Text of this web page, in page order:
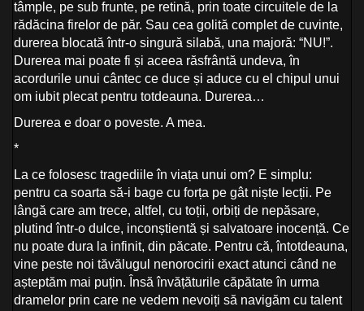
tâmple, pe sub frunte, pe retină, prin toate circuitele de la
rădăcina firelor de păr. Sau cea golită complet de cuvinte,
durerea blocată într-o singură silabă, una majoră: “NU!”.
Durerea mai poate fi și aceea răsfrântă undeva, în
acordurile unui cântec ce duce și aduce cu el chipul unui
om iubit plecat pentru totdeauna. Durerea…
Durerea e doar o poveste. A mea.
*
La ce folosesc tragediile în viața unui om? E simplu:
pentru ca soarta să-i bage cu forța pe gât niște lecții. Pe
lângă care am trece, altfel, cu toții, orbiți de nepăsare,
plutind într-o dulce, inconștientă și salvatoare inocență. Ce
nu poate dura la infinit, din păcate. Pentru că, întotdeauna,
vine peste noi tăvălugul nenorocirii exact atunci când ne
așteptăm mai puțin. Însă învățăturile căpătate în urma
dramelor prin care ne vedem nevoiți să navigăm cu talent